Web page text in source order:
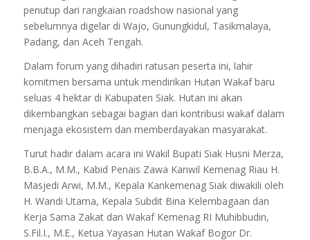
penutup dari rangkaian roadshow nasional yang
sebelumnya digelar di Wajo, Gunungkidul, Tasikmalaya,
Padang, dan Aceh Tengah.
Dalam forum yang dihadiri ratusan peserta ini, lahir
komitmen bersama untuk mendirikan Hutan Wakaf baru
seluas 4 hektar di Kabupaten Siak. Hutan ini akan
dikembangkan sebagai bagian dari kontribusi wakaf dalam
menjaga ekosistem dan memberdayakan masyarakat.
Turut hadir dalam acara ini Wakil Bupati Siak Husni Merza,
B.B.A., M.M., Kabid Penais Zawa Kanwil Kemenag Riau H.
Masjedi Arwi, M.M., Kepala Kankemenag Siak diwakili oleh
H. Wandi Utama, Kepala Subdit Bina Kelembagaan dan
Kerja Sama Zakat dan Wakaf Kemenag RI Muhibbudin,
S.Fil.I., M.E., Ketua Yayasan Hutan Wakaf Bogor Dr.